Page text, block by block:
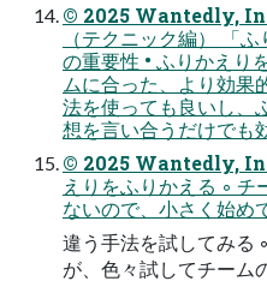
© 2025 Wantedly,
（テクニック編） 「
の重要性 • ふりかえり
ムに合った、より効果
法を使っても良いし、
想を言い合うだけでも
© 2025 Wantedly,
えりをふりかえる ◦ チ
ないので、小さく始め
違う手法を試してみる
が、色々試してチーム